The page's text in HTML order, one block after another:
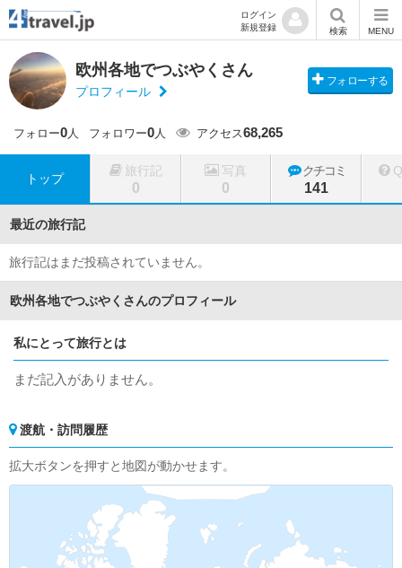
ログイン
新規登録
検索 MENU
欧州各地でつぶやくさん
プロフィール
フォローする
フォロー0人 フォロワー0人 アクセス68,265
トップ
旅行記
0
写真
0
クチコミ
141
最近の旅行記
旅行記はまだ投稿されていません。
欧州各地でつぶやくさんのプロフィール
私にとって旅行とは
まだ記入がありません。
渡航・訪問履歴
拡大ボタンを押すと地図が動かせます。